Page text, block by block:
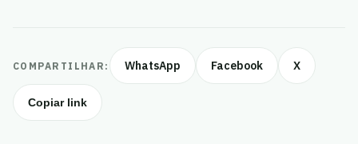
COMPARTILHAR: WhatsApp Facebook X
Copiar link